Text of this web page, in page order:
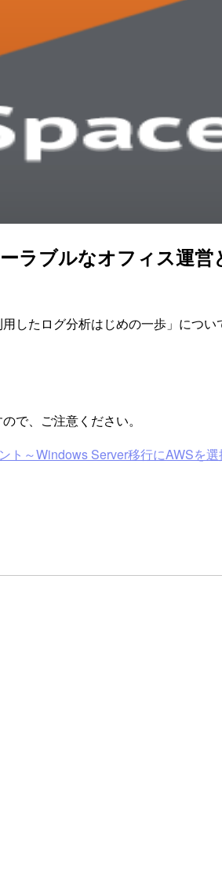
ラブルなオフィス運
したログ分析はじめの一歩」につい
で、ご注意ください。
～Windows Server移行にAWSを選